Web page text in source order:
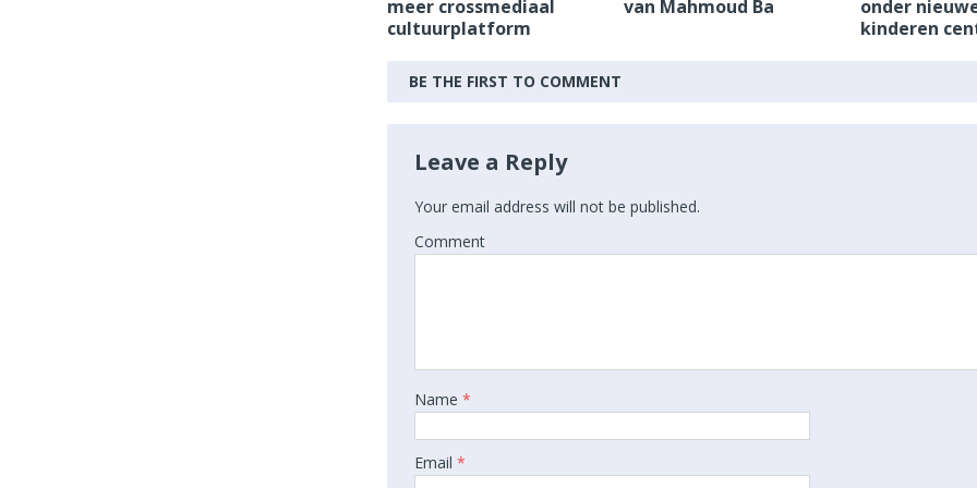
meer crossmediaal
cultuurplatform
van Mahmoud Ba
onder
kinderen
BE THE FIRST TO COMMENT
Leave a Reply
Your email address will not be published.
Comment
Name *
Email *